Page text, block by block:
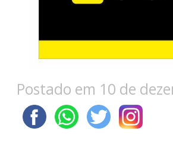
Postado em 10 de